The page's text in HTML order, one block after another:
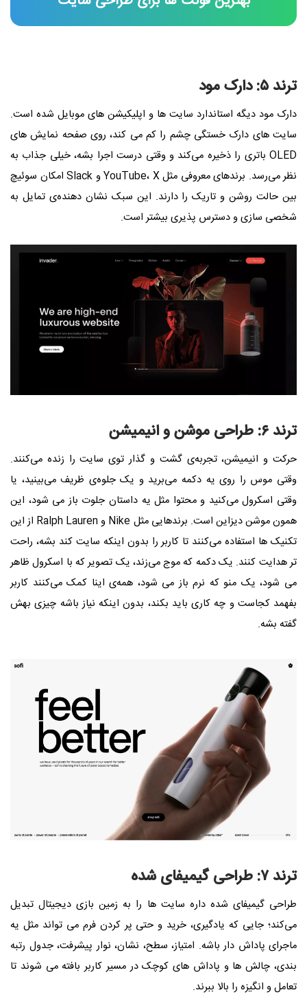
ترند ۵: دارک مود
دارک مود دیگه استاندارد سایت‌ ها و اپلیکیشن‌ های موبایل شده است.
سایت های دارک خستگی چشم را کم می‌ کند، روی صفحه‌ نمایش‌ های
OLED باتری را ذخیره می‌کند و وقتی درست اجرا بشه، خیلی جذاب به
نظر می‌رسد. برندهای معروفی مثل YouTube، X و Slack امکان سوئیچ
بین حالت روشن و تاریک را دارند. این سبک نشان دهنده‌ی تمایل به
شخصی‌ سازی و دسترس‌ پذیری بیشتر است.
ترند ۶: طراحی موشن و انیمیشن
حرکت و انیمیشن، تجربه‌ی گشت‌ و گذار توی سایت را زنده می‌کنند.
وقتی موس را روی یه دکمه می‌برید و یک جلوه‌ی ظریف می‌بینید، یا
وقتی اسکرول می‌کنید و محتوا مثل یه داستان جلوت باز می‌ شود، این
همون موشن دیزاین است. برندهایی مثل Nike و Ralph Lauren از این
تکنیک‌ ها استفاده می‌کنند تا کاربر را بدون اینکه سایت کند بشه، راحت‌
تر هدایت کنند. یک دکمه که موج می‌زند، یک تصویر که با اسکرول ظاهر
می‌ شود، یک منو که نرم باز می‌ شود، همه‌ی اینا کمک می‌کنند کاربر
بفهمد کجاست و چه کاری باید بکند، بدون اینکه نیاز باشه چیزی بهش
گفته بشه.
ترند ۷: طراحی گیمیفای‌ شده
طراحی گیمیفای‌ شده داره سایت‌ ها را به زمین‌ بازی دیجیتال تبدیل
می‌کند؛ جایی که یادگیری، خرید و حتی پر کردن فرم می‌ تواند مثل یه
ماجرای پاداش‌ دار باشه. امتیاز، سطح، نشان، نوار پیشرفت، جدول رتبه‌
بندی، چالش‌ ها و پاداش‌ های کوچک در مسیر کاربر بافته می شوند تا
تعامل و انگیزه را بالا ببرند.